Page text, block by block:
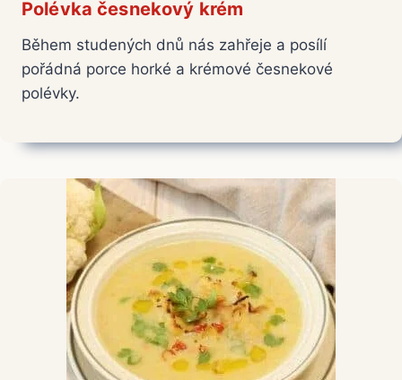
Polévka česnekový krém
Během studených dnů nás zahřeje a posílí
pořádná porce horké a krémové česnekové
polévky.